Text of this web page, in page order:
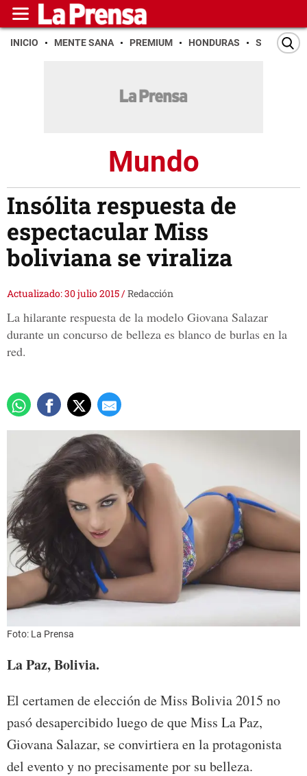
INICIO MENTE SANA PREMIUM HONDURAS SAN PEDRO
Mundo
Insólita respuesta de
espectacular Miss
boliviana se viraliza
Actualizado: 30 julio 2015/Redacción
La hilarante respuesta de la modelo Giovana Salazar
durante un concurso de belleza es blanco de burlas en la
red.
Foto: La Prensa
La Paz, Bolivia.
El certamen de elección de Miss Bolivia 2015 no
pasó desapercibido luego de que Miss La Paz,
Giovana Salazar, se convirtiera en la protagonista
del evento y no precisamente por su belleza.